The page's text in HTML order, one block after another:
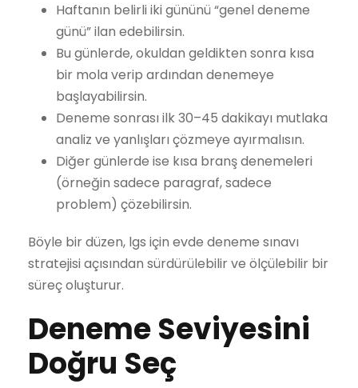
Haftanın belirli iki gününü “genel deneme
günü” ilan edebilirsin.
Bu günlerde, okuldan geldikten sonra kısa
bir mola verip ardından denemeye
başlayabilirsin.
Deneme sonrası ilk 30–45 dakikayı mutlaka
analiz ve yanlışları çözmeye ayırmalısın.
Diğer günlerde ise kısa branş denemeleri
(örneğin sadece paragraf, sadece
problem) çözebilirsin.
Böyle bir düzen, lgs için evde deneme sınavı
stratejisi açısından sürdürülebilir ve ölçülebilir bir
süreç oluşturur.
Deneme Seviyesini
Doğru Seç